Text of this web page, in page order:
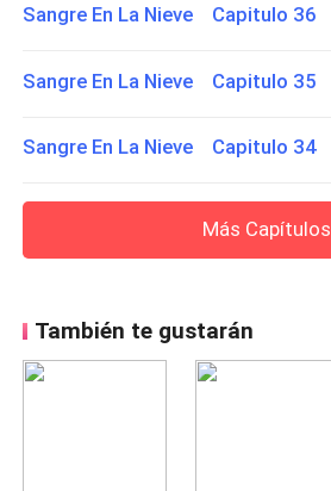
Sangre En La Nieve Capitulo 36
Sangre En La Nieve Capitulo 35
Sangre En La Nieve Capitulo 34
Más Capítulos
También te gustarán